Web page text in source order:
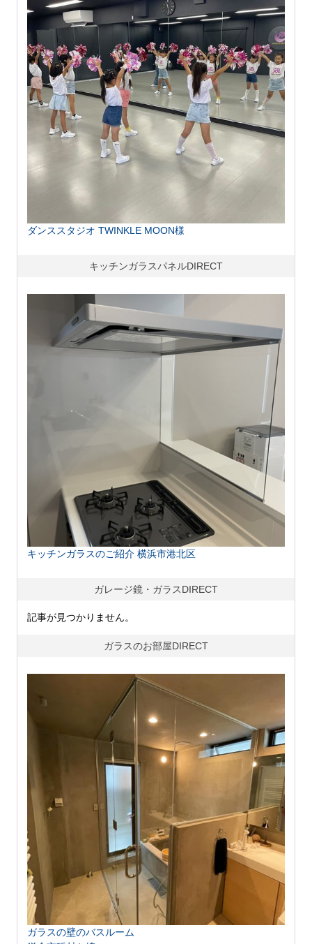
ダンススタジオ TWINKLE MOON様
キッチンガラスパネルDIRECT
キッチンガラスのご紹介 横浜市港北区
ガレージ鏡・ガラスDIRECT
記事が見つかりません。
ガラスのお部屋DIRECT
ガラスの壁のバスルーム